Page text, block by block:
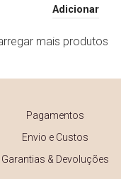
Adicionar
mais produtos
Pagamentos
Envio e Custos
Garantias & Devoluções